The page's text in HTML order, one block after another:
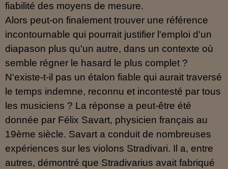
fiabilité des moyens de mesure.
Alors peut-on finalement trouver une référence
incontournable qui pourrait justifier l'emploi d'un
diapason plus qu'un autre, dans un contexte où
semble régner le hasard le plus complet ?
N'existe-t-il pas un étalon fiable qui aurait traversé
le temps indemne, reconnu et incontesté par tous
les musiciens ? La réponse a peut-être été
donnée par Félix Savart, physicien français au
19ème siècle. Savart a conduit de nombreuses
expériences sur les violons Stradivari. Il a, entre
autres, démontré que Stradivarius avait fabriqué